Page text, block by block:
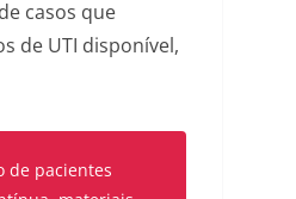
casos que
de UTI disponível,
de pacientes